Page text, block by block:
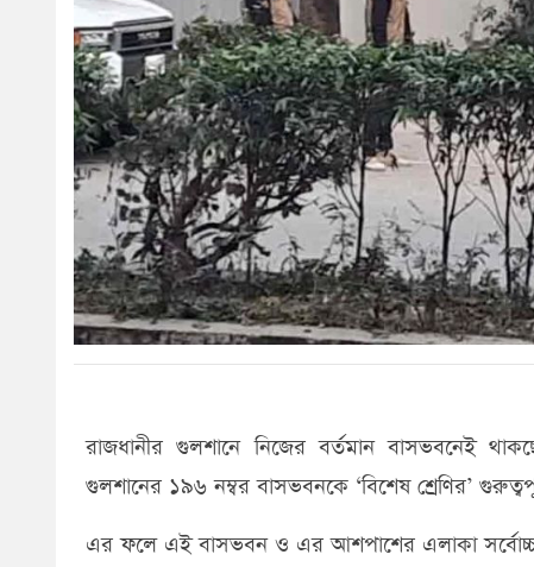
রাজধানীর গুলশানে নিজের বর্তমান বাসভবনেই
গুলশানের ১৯৬ নম্বর বাসভবনকে ‘বিশেষ শ্রেণির’
এর ফলে এই বাসভবন ও এর আশপাশের এলাকা সর্বোচ্চ